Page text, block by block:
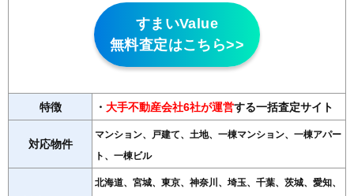
すまいValue
無料査定はこちら>>
特徴 ・ 大手不動産会社6社が運営する一括査定サイト
対応物件
マンション、戸建て、土地、一棟マンション、一棟アパー
ト、一棟ビル
北海道、宮城、東京、神奈川、埼玉、千葉、茨城、愛知、